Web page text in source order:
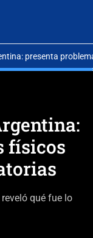
presenta
físicos
qué fue lo